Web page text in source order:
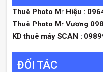
Thuê Photo Mr Hiệu :
Thuê Photo Mr Vương
KD thuê máy SCAN :
ĐỐI TÁC